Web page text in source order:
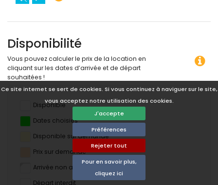
Ce site internet se sert de cookies. Si vous continuez à naviguer sur le site,
vous acceptez notre utilisation des cookies.
J'accepte
Préférences
Rejeter tout
Pour en savoir plus,
cliquez ici
Disponibilité
Vous pouvez calculer le prix de la location en
cliquant sur les dates d’arrivée et de départ
souhaitées !
Disponible
Dates choisies
Disponible sur demande
Prix ​​sur demande
Arrivée non autorisée
Départ interdit